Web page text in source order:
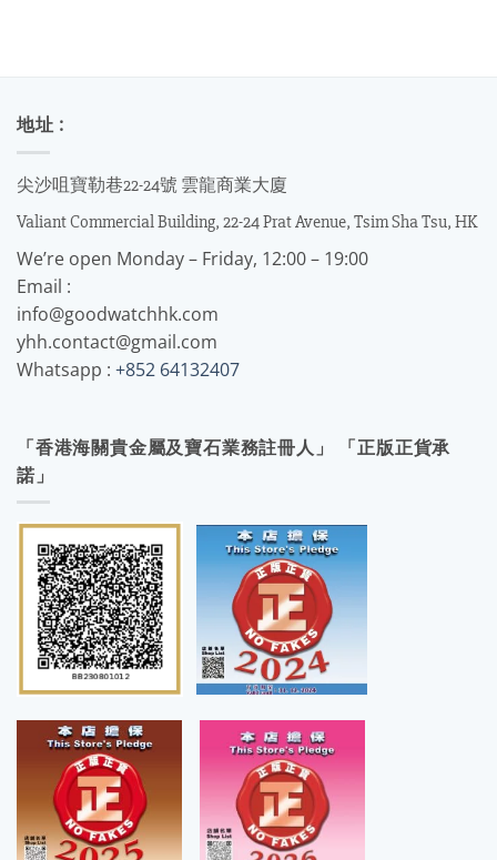
地址 :
尖沙咀寶勒巷22-24號 雲龍商業大廈
Valiant Commercial Building, 22-24 Prat Avenue, Tsim Sha Tsu, HK
We’re open Monday – Friday, 12:00 – 19:00
Email :
info@goodwatchhk.com
yhh.contact@gmail.com
Whatsapp : +852 64132407
「香港海關貴金屬及寶石業務註冊人」 「正版正貨承
諾」